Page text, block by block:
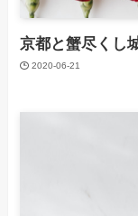
京都と蟹尽くし
2020-06-21